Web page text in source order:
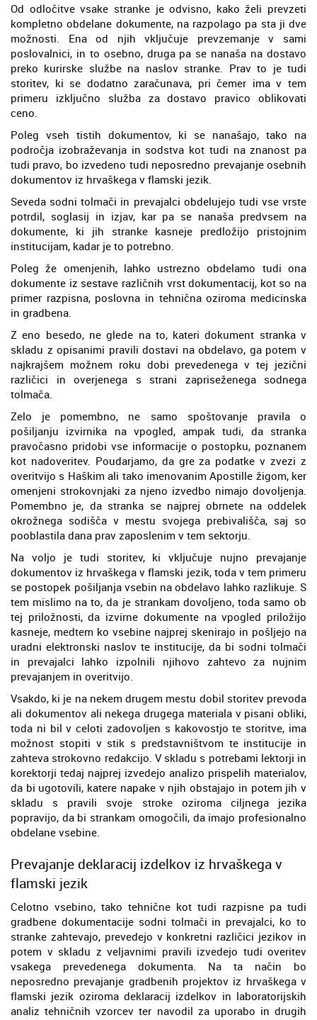
Od odločitve vsake stranke je odvisno, kako želi prevzeti
kompletno obdelane dokumente, na razpolago pa sta ji dve
možnosti. Ena od njih vključuje prevzemanje v sami
poslovalnici, in to osebno, druga pa se nanaša na dostavo
preko kurirske službe na naslov stranke. Prav to je tudi
storitev, ki se dodatno zaračunava, pri čemer ima v tem
primeru izključno služba za dostavo pravico oblikovati
ceno.
Poleg vseh tistih dokumentov, ki se nanašajo, tako na
področja izobraževanja in sodstva kot tudi na znanost pa
tudi pravo, bo izvedeno tudi neposredno prevajanje osebnih
dokumentov iz hrvaškega v flamski jezik.
Seveda sodni tolmači in prevajalci obdelujejo tudi vse vrste
potrdil, soglasij in izjav, kar pa se nanaša predvsem na
dokumente, ki jih stranke kasneje predložijo pristojnim
institucijam, kadar je to potrebno.
Poleg že omenjenih, lahko ustrezno obdelamo tudi ona
dokumente iz sestave različnih vrst dokumentacij, kot so na
primer razpisna, poslovna in tehnična oziroma medicinska
in gradbena.
Z eno besedo, ne glede na to, kateri dokument stranka v
skladu z opisanimi pravili dostavi na obdelavo, ga potem v
najkrajšem možnem roku dobi prevedenega v tej jezični
različici in overjenega s strani zapriseženega sodnega
tolmača.
Zelo je pomembno, ne samo spoštovanje pravila o
pošiljanju izvirnika na vpogled, ampak tudi, da stranka
pravočasno pridobi vse informacije o postopku, poznanem
kot nadoveritev. Poudarjamo, da gre za podatke v zvezi z
overitvijo s Haškim ali tako imenovanim Apostille žigom, ker
omenjeni strokovnjaki za njeno izvedbo nimajo dovoljenja.
Pomembno je, da stranka se najprej obrnete na oddelek
okrožnega sodišča v mestu svojega prebivališča, saj so
pooblastila dana prav zaposlenim v tem sektorju.
Na voljo je tudi storitev, ki vključuje nujno prevajanje
dokumentov iz hrvaškega v flamski jezik, toda v tem primeru
se postopek pošiljanja vsebin na obdelavo lahko razlikuje. S
tem mislimo na to, da je strankam dovoljeno, toda samo ob
tej priložnosti, da izvirne dokumente na vpogled priložijo
kasneje, medtem ko vsebine najprej skenirajo in pošljejo na
uradni elektronski naslov te institucije, da bi sodni tolmači
in prevajalci lahko izpolnili njihovo zahtevo za nujnim
prevajanjem in overitvijo.
Vsakdo, ki je na nekem drugem mestu dobil storitev prevoda
ali dokumentov ali nekega drugega materiala v pisani obliki,
toda ni bil v celoti zadovoljen s kakovostjo te storitve, ima
možnost stopiti v stik s predstavništvom te institucije in
zahteva strokovno redakcijo. V skladu s potrebami lektorji in
korektorji tedaj najprej izvedejo analizo prispelih materialov,
da bi ugotovili, katere napake v njih obstajajo in potem jih v
skladu s pravili svoje stroke oziroma ciljnega jezika
popravijo, da bi strankam omogočili, da imajo profesionalno
obdelane vsebine.
Prevajanje deklaracij izdelkov iz hrvaškega v
flamski jezik
Celotno vsebino, tako tehnične kot tudi razpisne pa tudi
gradbene dokumentacije sodni tolmači in prevajalci, ko to
stranke zahtevajo, prevedejo v konkretni različici jezikov in
potem v skladu z veljavnimi pravili izvedejo tudi overitev
vsakega prevedenega dokumenta. Na ta način bo
neposredno prevajanje gradbenih projektov iz hrvaškega v
flamski jezik oziroma deklaracij izdelkov in laboratorijskih
analiz tehničnih vzorcev ter navodil za uporabo in drugih